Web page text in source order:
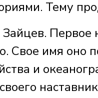
Тему
Первое
Свое имя оно
и